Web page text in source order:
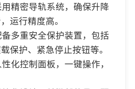
精密导轨系统，确保升降
运行精度高。
多重安全保护装置，包括
保护、紧急停止按钮等。
化控制面板，一键操作，